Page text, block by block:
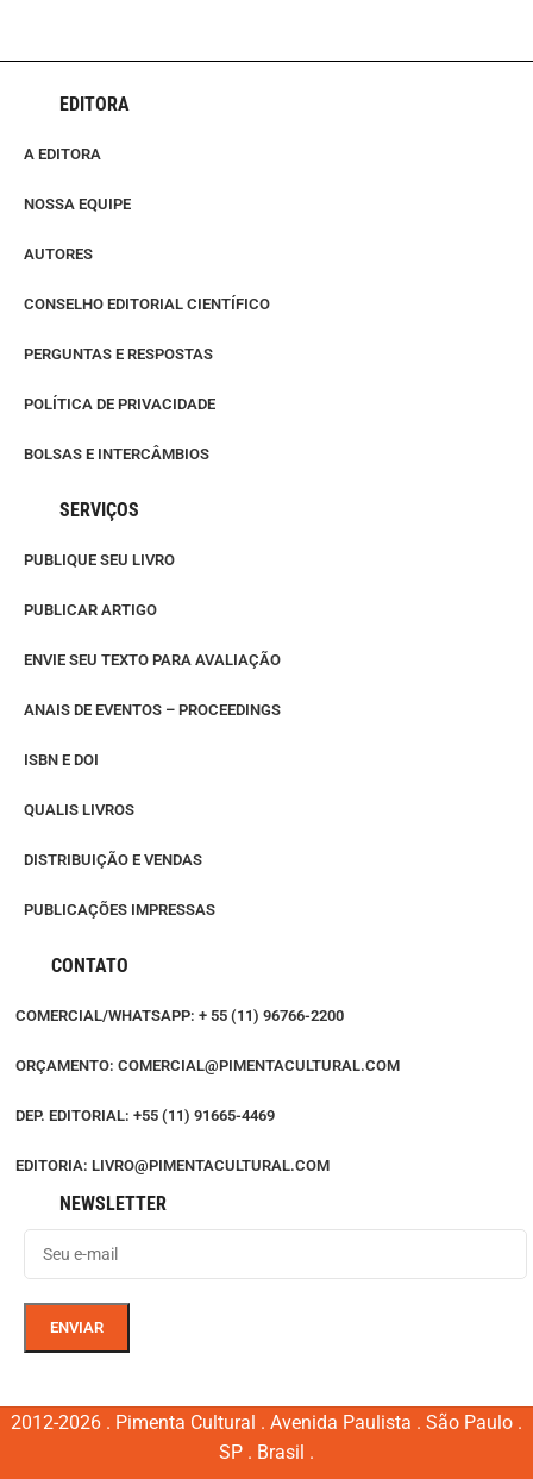
EDITORA
A EDITORA
NOSSA EQUIPE
AUTORES
CONSELHO EDITORIAL CIENTÍFICO
PERGUNTAS E RESPOSTAS
POLÍTICA DE PRIVACIDADE
BOLSAS E INTERCÂMBIOS
SERVIÇOS
PUBLIQUE SEU LIVRO
PUBLICAR ARTIGO
ENVIE SEU TEXTO PARA AVALIAÇÃO
ANAIS DE EVENTOS – PROCEEDINGS
ISBN E DOI
QUALIS LIVROS
DISTRIBUIÇÃO E VENDAS
PUBLICAÇÕES IMPRESSAS
CONTATO
COMERCIAL/WHATSAPP: + 55 (11) 96766-2200
ORÇAMENTO: COMERCIAL@PIMENTACULTURAL.COM
DEP. EDITORIAL: +55 (11) 91665-4469
EDITORIA: LIVRO@PIMENTACULTURAL.COM
NEWSLETTER
2012-2026 . Pimenta Cultural . Avenida Paulista . São Paulo .
SP . Brasil .